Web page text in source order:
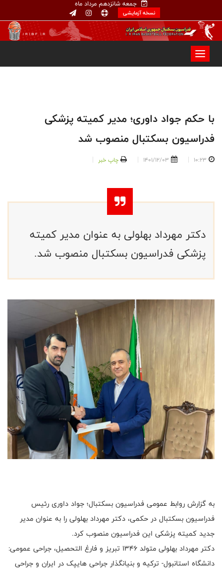
جمعه شانزدهم مرداد ماه
نسخه آزمایشی
با حکم جواد داوری؛ مدیر کمیته پزشکی
فدراسیون بسکتبال منصوب شد
10:23
1401/12/03 چاپ خبر
دکتر مهرداد بهلولی به عنوان مدیر کمیته
پزشکی فدراسیون بسکتبال منصوب شد.
به گزارش روابط عمومی فدراسیون بسکتبال؛ جواد داوری رئیس
فدراسیون بسکتبال در حکمی، دکتر مهرداد بهلولی را به عنوان مدیر
جدید کمیته پزشکی این فدراسیون منصوب کرد.
دکتر مهرداد بهلولی متولد ۱۳۴۶ تبریز و فارغ التحصیل، جراحی عمومی:
دانشگاه استانبول- ترکیه و بنیانگذار جراحی هایپک در ایران و جراحی